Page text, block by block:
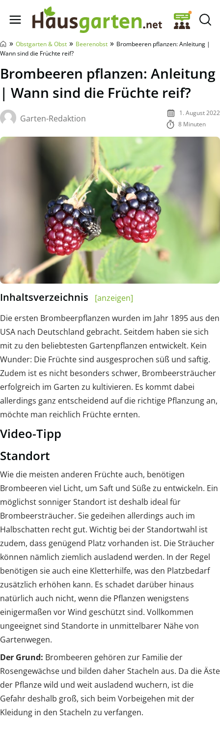
Hausgarten.net
» Obstgarten & Obst » Beerenobst » Brombeeren pflanzen: Anleitung |
Wann sind die Früchte reif?
Brombeeren pflanzen: Anleitung
| Wann sind die Früchte reif?
Garten-Redaktion
1. August 2022
8 Minuten
Inhaltsverzeichnis
[anzeigen]
Die ersten Brombeerpflanzen wurden im Jahr 1895 aus den
USA nach Deutschland gebracht. Seitdem haben sie sich
mit zu den beliebtesten Gartenpflanzen entwickelt. Kein
Wunder: Die Früchte sind ausgesprochen süß und saftig.
Zudem ist es nicht besonders schwer, Brombeersträucher
erfolgreich im Garten zu kultivieren. Es kommt dabei
allerdings ganz entscheidend auf die richtige Pflanzung an,
möchte man reichlich Früchte ernten.
Video-Tipp
Standort
Wie die meisten anderen Früchte auch, benötigen
Brombeeren viel Licht, um Saft und Süße zu entwickeln. Ein
möglichst sonniger Standort ist deshalb ideal für
Brombeersträucher. Sie gedeihen allerdings auch im
Halbschatten recht gut. Wichtig bei der Standortwahl ist
zudem, dass genügend Platz vorhanden ist. Die Sträucher
können nämlich ziemlich ausladend werden. In der Regel
benötigen sie auch eine Kletterhilfe, was den Platzbedarf
zusätzlich erhöhen kann. Es schadet darüber hinaus
natürlich auch nicht, wenn die Pflanzen wenigstens
einigermaßen vor Wind geschützt sind. Vollkommen
ungeeignet sind Standorte in unmittelbarer Nähe von
Gartenwegen.
Der Grund: Brombeeren gehören zur Familie der
Rosengewächse und bilden daher Stacheln aus. Da die Äste
der Pflanze wild und weit ausladend wuchern, ist die
Gefahr deshalb groß, sich beim Vorbeigehen mit der
Kleidung in den Stacheln zu verfangen.